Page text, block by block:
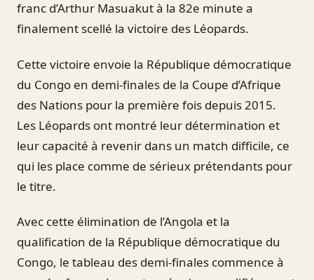
franc d’Arthur Masuakut à la 82e minute a
finalement scellé la victoire des Léopards.
Cette victoire envoie la République démocratique
du Congo en demi-finales de la Coupe d’Afrique
des Nations pour la première fois depuis 2015.
Les Léopards ont montré leur détermination et
leur capacité à revenir dans un match difficile, ce
qui les place comme de sérieux prétendants pour
le titre.
Avec cette élimination de l’Angola et la
qualification de la République démocratique du
Congo, le tableau des demi-finales commence à